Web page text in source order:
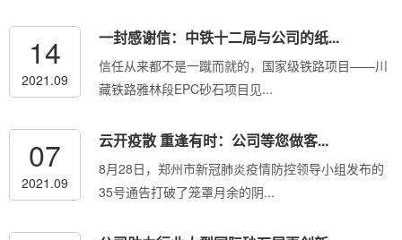
14
2021.09
一封感谢信：中铁十二局与公司的纸...
信任从来都不是一蹴而就的，国家级铁路项目——川
藏铁路雅林段EPC砂石项目见...
07
2021.09
云开疫散 重逢有时：公司等您做客...
8月28日，郑州市新冠肺炎疫情防控领导小组发布的
35号通告打破了笼罩月余的阴...